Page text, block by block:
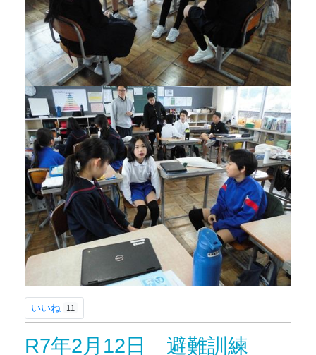
いいね 11
R7年2月12日 避難訓練